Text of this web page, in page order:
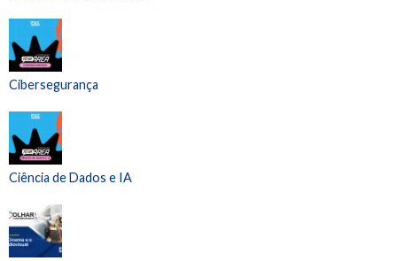
Cibersegurança
Ciência de Dados e IA